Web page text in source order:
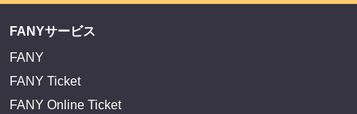
FANYサービス
FANY
FANY Ticket
FANY Online Ticket